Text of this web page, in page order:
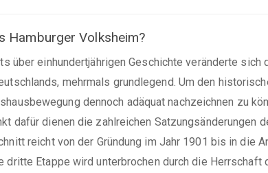
Hamburger Volksheim?
über einhundertjährigen Geschichte veränderte
mehrmals grundlegend. Um den
dennoch adäquat nachzeichnen zu
dafür dienen die zahlreichen Satzungsänderungen
reicht von der Gründung im Jahr 1901 bis in die
dritte Etappe wird unterbrochen durch die